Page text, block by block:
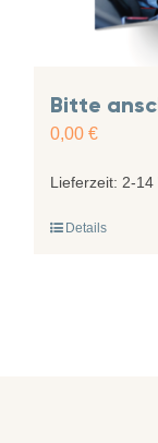
Bitte
0,00 €
Lieferzeit: 2-14
Details